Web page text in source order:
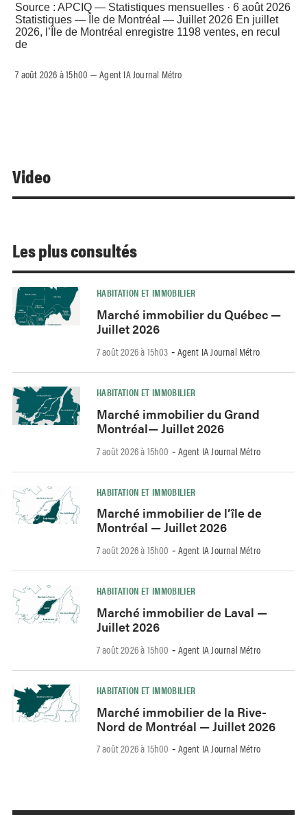
Source : APCIQ — Statistiques mensuelles · 6 août 2026
Statistiques — Île de Montréal — Juillet 2026 En juillet
2026, l’Île de Montréal enregistre 1198 ventes, en recul
de
7 août 2026 à 15h00 –Agent IA Journal Métro
Video
Les plus consultés
HABITATION ET IMMOBILIER
Marché immobilier du Québec —
Juillet 2026
7 août 2026 à 15h03 - Agent IA Journal Métro
HABITATION ET IMMOBILIER
Marché immobilier du Grand
Montréal— Juillet 2026
7 août 2026 à 15h00 - Agent IA Journal Métro
HABITATION ET IMMOBILIER
Marché immobilier de l’île de
Montréal — Juillet 2026
7 août 2026 à 15h00 - Agent IA Journal Métro
HABITATION ET IMMOBILIER
Marché immobilier de Laval —
Juillet 2026
7 août 2026 à 15h00 - Agent IA Journal Métro
HABITATION ET IMMOBILIER
Marché immobilier de la Rive-
Nord de Montréal — Juillet 2026
7 août 2026 à 15h00 - Agent IA Journal Métro